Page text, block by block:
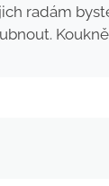
radám